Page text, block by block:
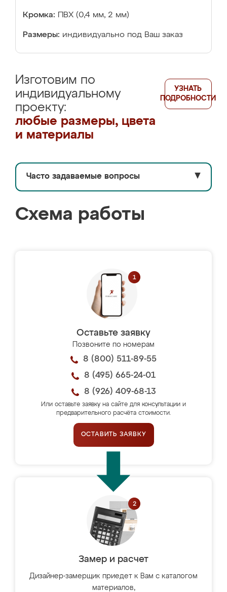
Кромка: ПВХ (0,4 мм, 2 мм)
Размеры: индивидуально под Ваш заказ
Изготовим по
индивидуальному
проекту:
любые размеры, цвета
и материалы
УЗНАТЬ
ПОДРОБНОСТИ
Часто задаваемые вопросы ▼
Схема работы
Оставьте заявку
Позвоните по номерам
8 (800) 511-89-55
8 (495) 665-24-01
8 (926) 409-68-13
Или оставьте заявку на сайте для консультации и
предварительного расчёта стоимости.
ОСТАВИТЬ ЗАЯВКУ
Замер и расчет
Дизайнер-замерщик приедет к Вам с каталогом
материалов,